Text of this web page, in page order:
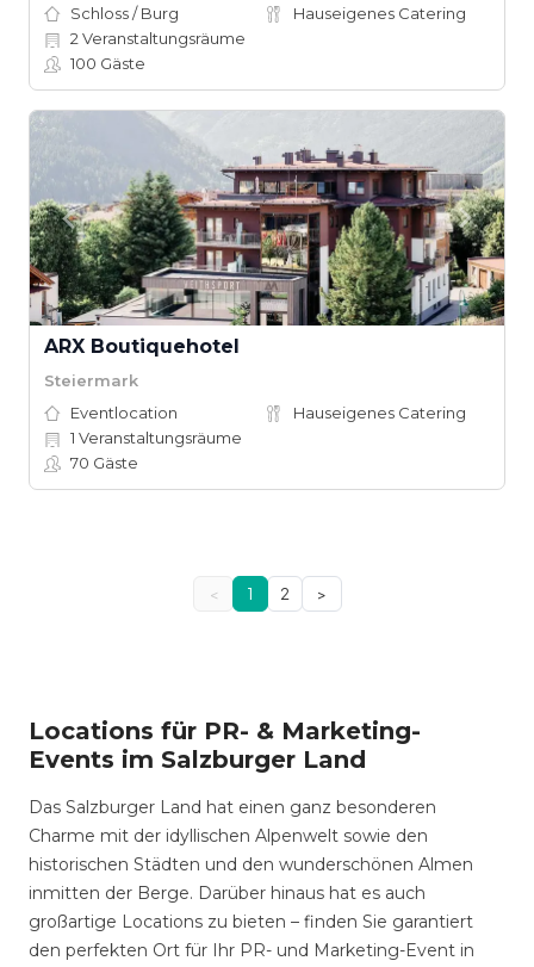
Schloss / Burg
Hauseigenes Catering
2 Veranstaltungsräume
100 Gäste
ARX Boutiquehotel
Steiermark
Eventlocation
Hauseigenes Catering
1 Veranstaltungsräume
70 Gäste
< 1 2 >
Locations für PR- & Marketing-
Events im Salzburger Land
Das Salzburger Land hat einen ganz besonderen
Charme mit der idyllischen Alpenwelt sowie den
historischen Städten und den wunderschönen Almen
inmitten der Berge. Darüber hinaus hat es auch
großartige Locations zu bieten – finden Sie garantiert
den perfekten Ort für Ihr PR- und Marketing-Event in